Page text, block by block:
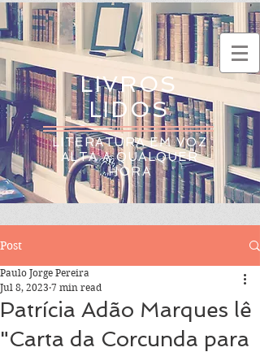
LIVROS
LIDOS
LITERATURA EM VOZ
ALTA A QUALQUER
HORA
Post
Patrícia Adão Marques lê
"Carta da Corcunda para
Paulo Jorge Pereira
Jul 8, 2023 7 min read